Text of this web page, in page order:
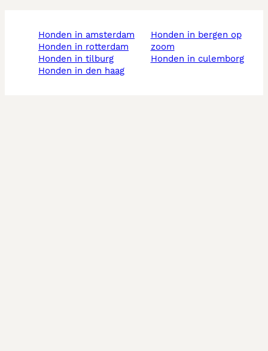
honden in amsterdam
honden in rotterdam
honden in tilburg
honden in den haag
honden in bergen op
zoom
honden in culemborg